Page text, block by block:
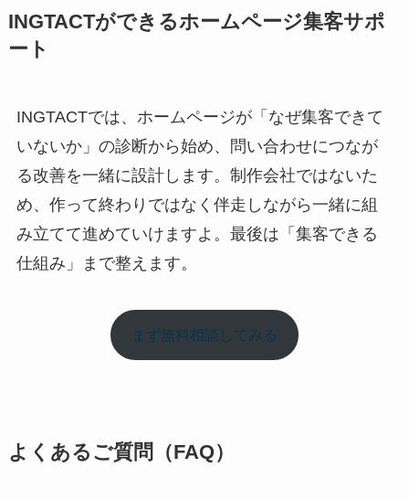
INGTACTができるホームページ集客サポ
ート
INGTACTでは、ホームページが「なぜ集客できて
いないか」の診断から始め、問い合わせにつなが
る改善を一緒に設計します。制作会社ではないた
め、作って終わりではなく伴走しながら一緒に組
み立てて進めていけますよ。最後は「集客できる
仕組み」まで整えます。
まず無料相談してみる
よくあるご質問（FAQ）